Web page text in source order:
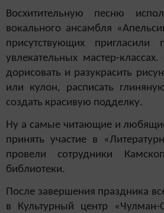
Восхитительную песню
вокального ансамбля
присутствующих пригласили
увлекательных мастер-
дорисовать и разукрасить
или кулон, расписать
создать красивую подделку.
Ну а самые читающие и
принять участие в
провели сотрудники
библиотеки.
После завершения праздника
в Культурный центр